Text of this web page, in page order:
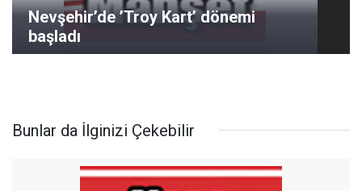
Nevşehir’de ’Troy Kart’ dönemi
başladı
Bunlar da İlginizi Çekebilir